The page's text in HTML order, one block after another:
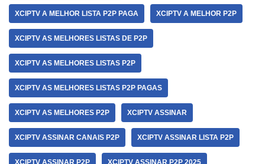
XCIPTV A MELHOR LISTA P2P PAGA XCIPTV A MELHOR P2P
XCIPTV AS MELHORES LISTAS DE P2P
XCIPTV AS MELHORES LISTAS P2P
XCIPTV AS MELHORES LISTAS P2P PAGAS
XCIPTV AS MELHORES P2P XCIPTV ASSINAR
XCIPTV ASSINAR CANAIS P2P XCIPTV ASSINAR LISTA P2P
XCIPTV ASSINAR P2P XCIPTV ASSINAR P2P 2025